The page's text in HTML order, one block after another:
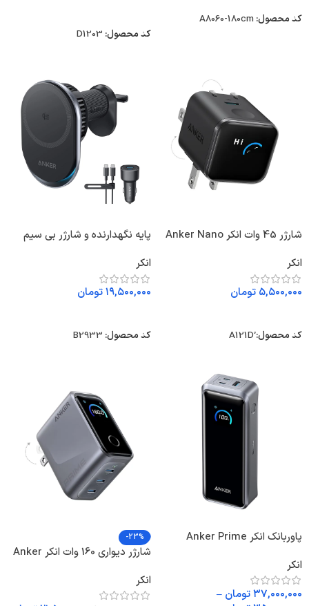
کد محصول: A8060-180cm
کد محصول: D1203
شارژر 45 وات انکر Anker Nano
دوپین تاشو
انکر
۵,۵۰۰,۰۰۰ تومان
کد محصول:
پایه نگهدارنده و شارژر بی سیم
Car Mount Charger B2933
انکر
۱۹,۵۰۰,۰۰۰تومان
کد محصول: B2933
پاوربانک انکر Anker Prime
انکر
۳۷,۰۰۰,۰۰۰تومان –
-23%
شارژر دیواری 160 وات انکر Anker
پلاگ دوپین تاشو
انکر